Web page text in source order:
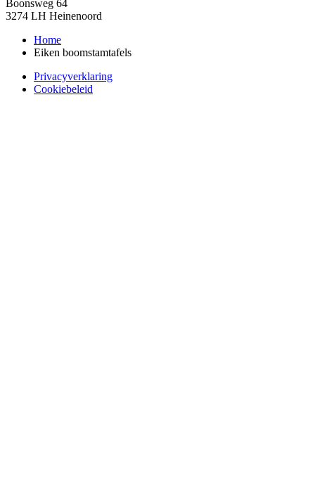
Boonsweg 64
3274 LH Heinenoord
Home
Eiken boomstamtafels
Privacyverklaring
Cookiebeleid